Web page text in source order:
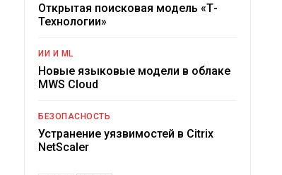
Открытая поисковая модель «Т-
Технологии»
ИИ И ML
Новые языковые модели в облаке
MWS Cloud
БЕЗОПАСНОСТЬ
Устранение уязвимостей в Citrix
NetScaler